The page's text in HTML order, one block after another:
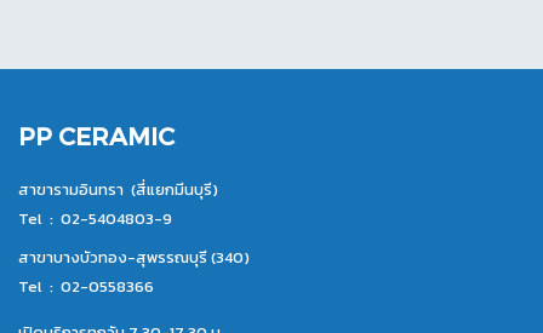
PP CERAMIC
สาขารามอินทรา (สี่แยกมีนบุรี)
Tel : 02-5404803-9
สาขาบางบัวทอง-สุพรรณบุรี (340)
Tel : 02-0558366